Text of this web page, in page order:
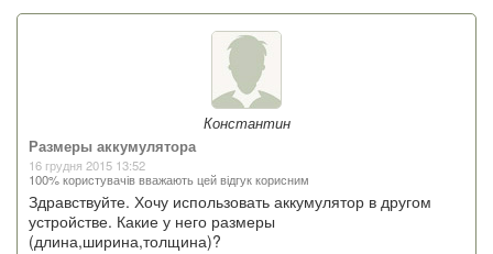
Константин
Размеры аккумулятора
16 грудня 2015 13:52
100% користувачів вважають цей відгук корисним
Здравствуйте. Хочу использовать аккумулятор в другом
устройстве. Какие у него размеры
(длина,ширина,толщина)?